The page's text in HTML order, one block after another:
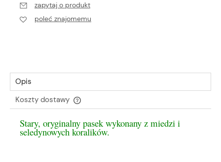
zapytaj o produkt
poleć znajomemu
Opis
Koszty dostawy
Cena nie zawiera ewentualnych kosztów płatności
Stary, oryginalny pasek wykonany z miedzi i
seledynowych koralików.